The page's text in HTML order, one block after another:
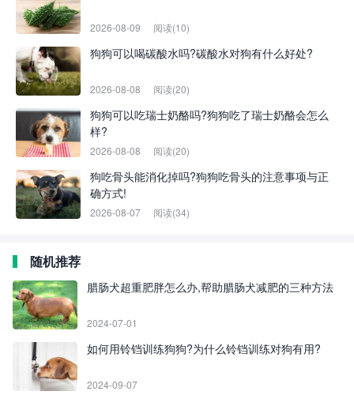
2026-08-09 阅读(10)
狗狗可以喝碳酸水吗?碳酸水对狗有什么好处?
2026-08-08 阅读(20)
狗狗可以吃瑞士奶酪吗?狗狗吃了瑞士奶酪会怎么
样?
2026-08-08 阅读(20)
狗吃骨头能消化掉吗?狗狗吃骨头的注意事项与正
确方式!
2026-08-07 阅读(34)
随机推荐
腊肠犬超重肥胖怎么办,帮助腊肠犬减肥的三种方法
2024-07-01
如何用铃铛训练狗狗?为什么铃铛训练对狗有用?
2024-09-07